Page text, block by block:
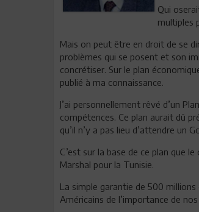
Qui
multiples
Mais on peut être en droit de se
problèmes qui se posent et son
concrétiser. Sur le plan
publié à ma connaissance.
J’ai personnellement rêvé d’un
compétences. Ce plan aurait dû
qu’il n’y a pas lieu d’attendre un
C’est sur la base de ce plan que
Marshal pour la Tunisie.
La simple garantie de 500
Américains de l’importance de